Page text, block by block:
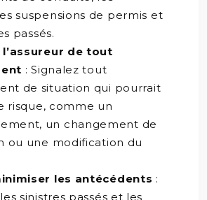
suspensions de permis et
passés.
de tout
: Signalez tout
de situation qui pourrait
risque, comme un
un changement de
ou une modification du
les antécédents :
sinistres passés et les